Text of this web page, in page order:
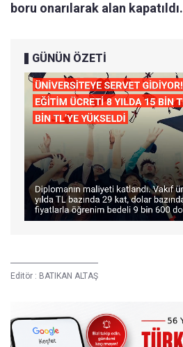
boru onarılarak alan kapatıldı.
GÜNÜN ÖZETİ
Editör : BATIKAN ALTAŞ